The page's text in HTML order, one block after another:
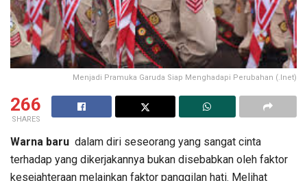
Menjadi Pramuka Garuda Siap Menghadapi Perubahan (.Inet)
266
SHARES
Warna baru dalam diri seseorang yang sangat cinta
terhadap yang dikerjakannya bukan disebabkan oleh faktor
kesejahteraan melainkan faktor panggilan hati. Melihat